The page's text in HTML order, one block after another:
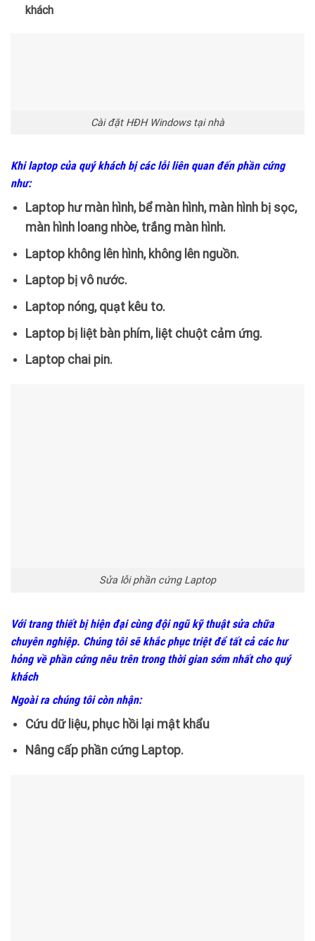
khách
Cài đặt HĐH Windows tại nhà
Khi laptop của quý khách bị các lỗi liên quan đến phần cứng
như:
Laptop hư màn hình, bể màn hình, màn hình bị sọc,
màn hình loang nhòe, trắng màn hình.
Laptop không lên hình, không lên nguồn.
Laptop bị vô nước.
Laptop nóng, quạt kêu to.
Laptop bị liệt bàn phím, liệt chuột cảm ứng.
Laptop chai pin.
Sửa lỗi phần cứng Laptop
Với trang thiết bị hiện đại cùng đội ngũ kỹ thuật sửa chữa
chuyên nghiệp. Chúng tôi sẽ khắc phục triệt để tất cả các hư
hỏng về phần cứng nêu trên trong thời gian sớm nhất cho quý
khách
Ngoài ra chúng tôi còn nhận:
Cứu dữ liệu, phục hồi lại mật khẩu
Nâng cấp phần cứng Laptop.